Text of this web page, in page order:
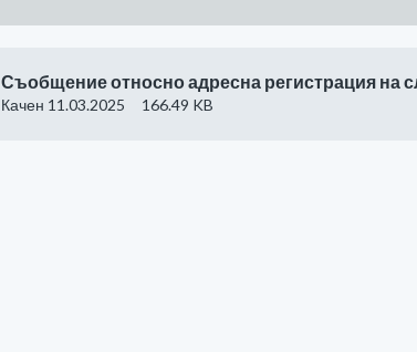
Съобщение относно адресна регистрация на
Качен 11.03.2025 166.49 KB